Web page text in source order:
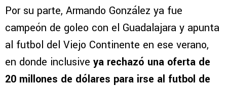
Por su parte, Armando González ya fue
campeón de goleo con el Guadalajara y apunta
al futbol del Viejo Continente en ese verano,
en donde inclusive ya rechazó una oferta de
20 millones de dólares para irse al futbol de